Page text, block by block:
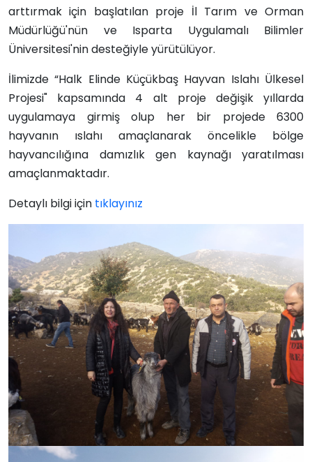
arttırmak için başlatılan proje İl Tarım ve Orman
Müdürlüğü'nün ve Isparta Uygulamalı Bilimler
Üniversitesi'nin desteğiyle yürütülüyor.
İlimizde “Halk Elinde Küçükbaş Hayvan Islahı Ülkesel
Projesi" kapsamında 4 alt proje değişik yıllarda
uygulamaya girmiş olup her bir projede 6300
hayvanın ıslahı amaçlanarak öncelikle bölge
hayvancılığına damızlık gen kaynağı yaratılması
amaçlanmaktadır.
Detaylı bilgi için tıklayınız